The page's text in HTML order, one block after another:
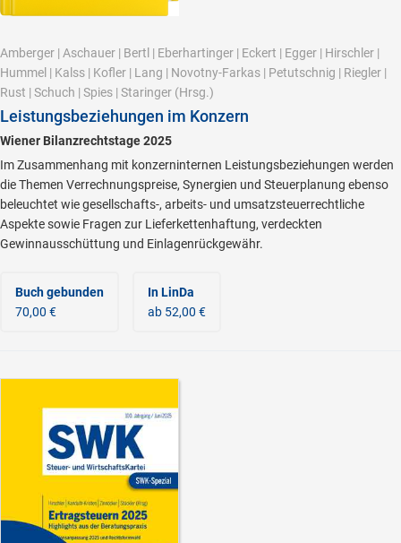
Amberger | Aschauer | Bertl | Eberhartinger | Eckert | Egger | Hirschler |
Hummel | Kalss | Kofler | Lang | Novotny-Farkas | Petutschnig | Riegler |
Rust | Schuch | Spies | Staringer (Hrsg.)
Leistungsbeziehungen im Konzern
Wiener Bilanzrechtstage 2025
Im Zusammenhang mit konzerninternen Leistungsbeziehungen werden
die Themen Verrechnungspreise, Synergien und Steuerplanung ebenso
beleuchtet wie gesellschafts-, arbeits- und umsatzsteuerrechtliche
Aspekte sowie Fragen zur Lieferkettenhaftung, verdeckten
Gewinnausschüttung und Einlagenrückgewähr.
Buch gebunden
70,00 €
In LinDa
ab 52,00 €